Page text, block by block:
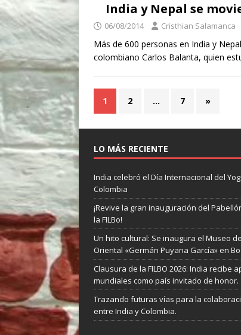
India y Nepal se
06/08/2014 Cristhian Salamanca
Más de 600 personas en India y
colombiano Carlos Balanta, quien
1 2 … 7 »
LO MÁS RECIENTE
India celebró el Día Internacional del
Colombia
¡Revive la gran inauguración del
la FILBo!
Un hito cultural: Se inaugura el Museo
Oriental «Germán Puyana García» en
Clausura de la FILBO 2026: India recibe
mundiales como país invitado de honor.
Trazando futuras vías para la
entre India y Colombia.